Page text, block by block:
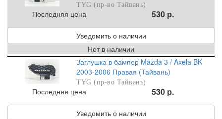
TYG (пр-во Тайвань)
Последняя цена 530 р.
Уведомить о наличии
Нет в наличии
Заглушка в бампер Mazda 3 / Axela BK
2003-2006 Правая (Тайвань)
TYG (пр-во Тайвань)
Последняя цена 530 р.
Уведомить о наличии